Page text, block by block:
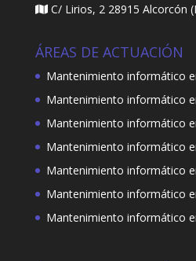
C/ Lirios, 2 28915 Alcorcón
ÁREAS DE ACTUACIÓN
Mantenimiento informático
Mantenimiento informático
Mantenimiento informático
Mantenimiento informático
Mantenimiento informático
Mantenimiento informático
Mantenimiento informático